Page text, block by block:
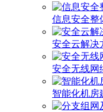
信息安全整
安全云解决
安全无线网
智能化机房